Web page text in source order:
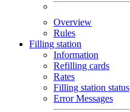
Overview
Rules
Filling station
Information
Refilling cards
Rates
Filling station status
Error Messages